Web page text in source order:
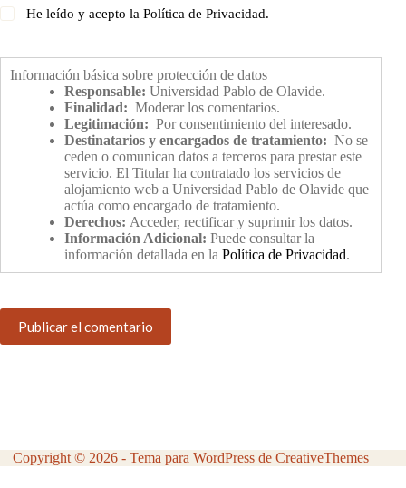
He leído y acepto laPolítica de Privacidad.
Información básica sobre protección de datos
Responsable: Universidad Pablo de Olavide.
Finalidad: Moderar los comentarios.
Legitimación: Por consentimiento del interesado.
Destinatarios y encargados de tratamiento: No se
ceden o comunican datos a terceros para prestar este
servicio. El Titular ha contratado los servicios de
alojamiento web a Universidad Pablo de Olavide que
actúa como encargado de tratamiento.
Derechos: Acceder, rectificar y suprimir los datos.
Información Adicional: Puede consultar la
información detallada en la Política de Privacidad.
Publicar el comentario
Copyright © 2026 - Tema para WordPress deCreativeThemes